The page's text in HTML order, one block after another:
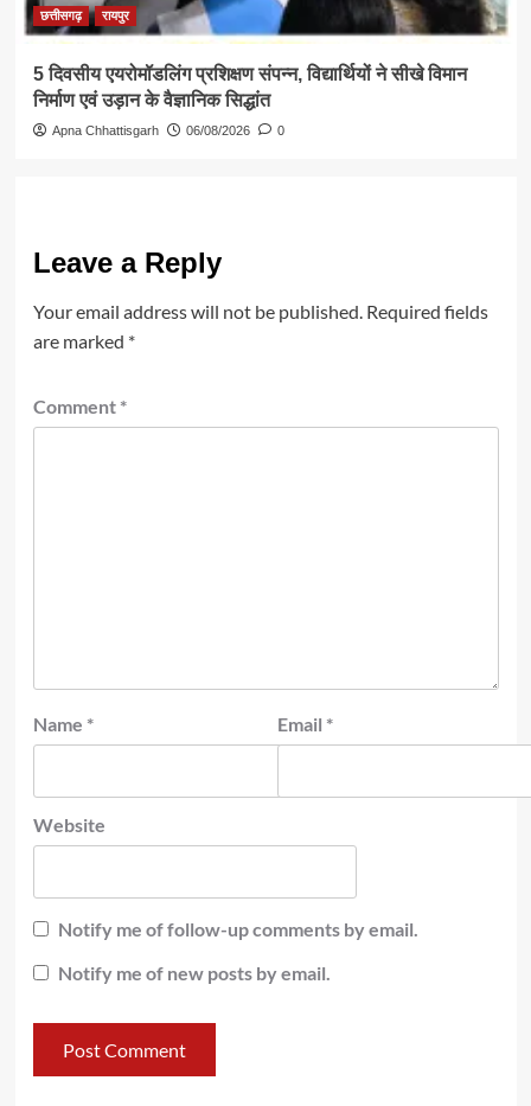
छत्तीसगढ़ रायपुर
5 दिवसीय एयरोमॉडलिंग प्रशिक्षण संपन्न, विद्यार्थियों ने सीखे विमान
निर्माण एवं उड़ान के वैज्ञानिक सिद्धांत
Apna Chhattisgarh 06/08/2026 0
Leave a Reply
Your email address will not be published. Required fields
are marked *
Comment *
Name * Email *
Website
Notify me of follow-up comments by email.
Notify me of new posts by email.